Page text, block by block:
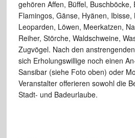
gehören Affen, Büffel, Buschböcke,
Flamingos, Gänse, Hyänen, Ibisse,
Leoparden, Löwen, Meerkatzen,
Reiher, Störche, Waldschweine,
Zugvögel. Nach den
sich Erholungswillige noch einen
Sansibar (siehe Foto oben) oder
Veranstalter offerieren sowohl die
Stadt- und Badeurlaube.